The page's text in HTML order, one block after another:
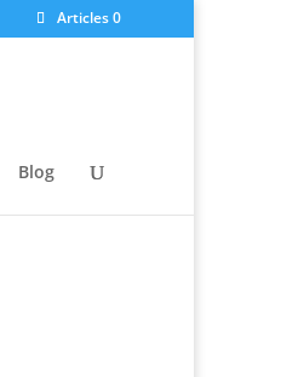
Articles 0
Blog